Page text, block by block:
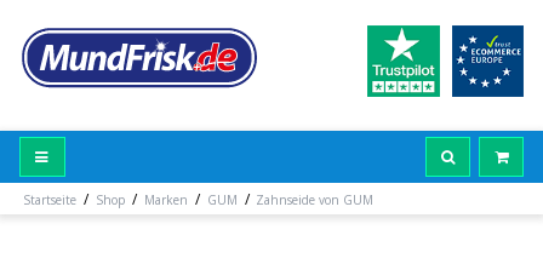
Startseite / Shop / Marken / GUM / Zahnseide von GUM